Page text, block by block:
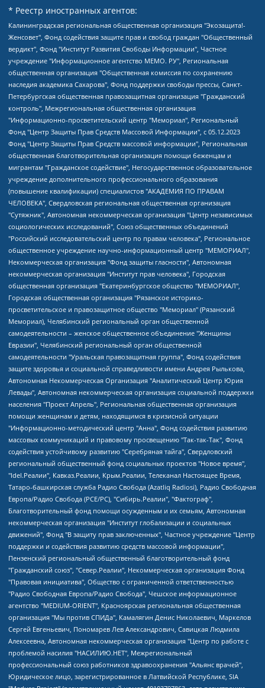
* Реестр иностранных агентов:
Калининградская региональная общественная организация "Экозащита!-Женсовет", Фонд содействия защите прав и свобод граждан "Общественный вердикт", Фонд "Институт Развития Свободы Информации", Частное учреждение "Информационное агентство МЕМО. РУ", Региональная общественная организация "Общественная комиссия по сохранению наследия академика Сахарова", Фонд поддержки свободы прессы, Санкт-Петербургская общественная правозащитная организация "Гражданский контроль", Межрегиональная общественная организация "Информационно-просветительский центр "Мемориал", Региональный Фонд "Центр Защиты Прав Средств Массовой Информации", с 05.12.2023 Фонд "Центр Защиты Прав Средств массовой информации", Региональная общественная благотворительная организация помощи беженцам и мигрантам "Гражданское содействие", Негосударственное образовательное учреждение дополнительного профессионального образования (повышение квалификации) специалистов "АКАДЕМИЯ ПО ПРАВАМ ЧЕЛОВЕКА", Свердловская региональная общественная организация "Сутяжник", Автономная некоммерческая организация "Центр независимых социологических исследований", Союз общественных объединений "Российский исследовательский центр по правам человека", Региональное общественное учреждение научно-информационный центр "МЕМОРИАЛ", Некоммерческая организация "Фонд защиты гласности", Автономная некоммерческая организация "Институт прав человека", Городская общественная организация "Екатеринбургское общество "МЕМОРИАЛ", Городская общественная организация "Рязанское историко-просветительское и правозащитное общество "Мемориал" (Рязанский Мемориал), Челябинский региональный орган общественной самодеятельности – женское общественное объединение "Женщины Евразии", Челябинский региональный орган общественной самодеятельности "Уральская правозащитная группа", Фонд содействия защите здоровья и социальной справедливости имени Андрея Рылькова, Автономная Некоммерческая Организация "Аналитический Центр Юрия Левады", Автономная некоммерческая организация социальной поддержки населения "Проект Апрель", Региональная общественная организация помощи женщинам и детям, находящимся в кризисной ситуации "Информационно-методический центр "Анна", Фонд содействия развитию массовых коммуникаций и правовому просвещению "Так-так-Так", Фонд содействия устойчивому развитию "Серебряная тайга", Свердловский региональный общественный фонд социальных проектов "Новое время", "Idel.Реалии", Кавказ.Реалии, Крым.Реалии, Телеканал Настоящее Время, Татаро-башкирская служба Радио Свобода (Azatliq Radiosi), Радио Свободная Европа/Радио Свобода (PCE/PC), "Сибирь.Реалии", "Фактограф", Благотворительный фонд помощи осужденным и их семьям, Автономная некоммерческая организация "Институт глобализации и социальных движений", Фонд "В защиту прав заключенных", Частное учреждение "Центр поддержки и содействия развитию средств массовой информации", Пензенский региональный общественный благотворительный фонд "Гражданский союз", "Север.Реалии", Некоммерческая организация Фонд "Правовая инициатива", Общество с ограниченной ответственностью "Радио Свободная Европа/Радио Свобода", Чешское информационное агентство "MEDIUM-ORIENT", Красноярская региональная общественная организация "Мы против СПИДа", Камалягин Денис Николаевич, Маркелов Сергей Евгеньевич, Пономарев Лев Александрович, Савицкая Людмила Алексеевна, Автономная некоммерческая организация "Центр по работе с проблемой насилия "НАСИЛИЮ.НЕТ", Межрегиональный профессиональный союз работников здравоохранения "Альянс врачей", Юридическое лицо, зарегистрированное в Латвийской Республике, SIA "Medusa Project" (регистрационный номер 40103797863, дата регистрации 10.06.2014), Некоммерческая организация "Фонд по борьбе с коррупцией", Автономная некоммерческая организация "Институт права и публичной политики", Баданин Роман Сергеевич, Гликин Максим Александрович, Железнова Мария Михайловна, Лукьянова Юлия Сергеевна, Маетная Елизавета Витальевна, Маняхин Петр Борисович, Чуракова Ольга Владимировна, Ярош Юлия Петровна, Юридическое лицо "The Insider SIA", зарегистрированное в Риге, Латвийская Республика (дата регистрации 26.06.2015), являющееся администратором доменного имени интернет-издания "The Insider SIA", https://theins.ru, Постернак Алексей Евгеньевич, Рубин Михаил Аркадьевич, Анин Роман Александрович, Юридическое лицо Istories fonds, зарегистрированное в Латвийской Республике (регистрационный номер 50008295751, дата регистрации 24.02.2020), Великовский Дмитрий Александрович, Долинина Ирина Николаевна, Мароховская Алеся Алексеевна, Шлейнов Роман Юрьевич, Шмагун Олеся Валентиновна, Общество с ограниченной ответственностью "Альтаир 2021", Общество с ограниченной ответственностью "Вега 2021", Общество с ограниченной ответственностью "Главный редактор 2021", Общество с ограниченной ответственностью "Ромашки монолит", Важенков Артем Валерьевич, Ивановская областная общественная организация "Центр гендерных исследований", Гурман Юрий Альбертович, Медиапроект "ОВД-Инфо", Егоров Владимир Владимирович, Жилинский Владимир Александрович, Общество с ограниченной ответственностью "ЗП", Иванова София Юрьевна, Карезина Инна Павловна, Кильтау Екатерина Викторовна, Петров Алексей Викторович, Пискунов Сергей Евгеньевич, Смирнов Сергей Сергеевич, Тихонов Михаил Сергеевич, Общество с ограниченной ответственностью "ЖУРНАЛИСТ-ИНОСТРАННЫЙ АГЕНТ", Арапова Галина Юрьевна, Вольтская Татьяна Анатольевна, Американская компания "Mason G.E.S. Anonymous Foundation" (США), являющаяся владельцем интернет-издания https://mnews.world/, Компания "Stichting Bellingcat", зарегистрированная в Нидерландах (дата регистрации 11.07.2018), Захаров Андрей Вячеславович, Клепиковская Екатерина Дмитриевна, Общество с ограниченной ответственностью "МЕМО", Перл Роман Александрович, Симонов Евгений Алексеевич, Соловьева Елена Анатольевна, Сотников Даниил Владимирович, Сурначева Елизавета Дмитриевна, Автономная некоммерческая организация по защите прав человека и информированию населения "Якутия – Наше Мнение", Общество с ограниченной ответственностью "Москоу диджитал медиа", с 26.01.2023 Общество с ограниченной ответственностью "Чайка Белые сады", Ветошкина Валерия Валерьевна, Заговора Максим Александрович, Межрегиональное общественное движение "Российская ЛГБТ - сеть", Оленичев Максим Владимирович, Павлов Иван Юрьевич, Скворцова Елена Сергеевна, Общество с ограниченной ответственностью "Как бы инагент", Кочетков Игорь Викторович, Общество с ограниченной ответственностью "Честные выборы", Еланчик Олег Александрович, Общество с ограниченной ответственностью "Нобелевский призыв", Гималова Регина Эмилевна, Григорьев Андрей Валерьевич, Григорьева Алина Александровна, Ассоциация по содействию защите прав призывников, альтернативнослужащих и военнослужащих "Правозащитная группа "Гражданин.Армия.Право", Хисамова Регина Фаритовна, Автономная некоммерческая организация по реализации социально-правовых программ "Лилит", Дальневосточное общественное движение "Маяк", Санкт-Петербургская ЛГБТ-инициативная группа "Выход", Инициативная группа ЛГБТ+ "Реверс", Алексеев Андрей Викторович, Бекбулатова Таисия Львовна, Беляев Иван Михайлович, Владыкина Елена Сергеевна, Гельман Марат Александрович, Никульшина Вероника Юрьевна, Толоконникова Надежда Андреевна, Шендерович Виктор Анатольевич, Общество с ограниченной ответственностью "Данное сообщение", Общество с ограниченной ответственностью Издательский дом "Новая глава", Айнбиндер Александра Александровна, Московский комьюнити-центр для ЛГБТ+инициатив, Благотворительный фонд развития филантропии, Deutsche Welle (Германия, Kurt-Schumacher-Strasse 3, 53113 Bonn), Борзунова Мария Михайловна, Воробьев Виктор Викторович, Голубева Анна Львовна, Константинова Алла Михайловна, Малкова Ирина Владимировна, Мурадов Мурад Абдулгалимович, Осетинская Елизавета Николаевна, Понасенков Евгений Николаевич, Ганапольский Матвей Юрьевич, Киселев Евгений Алексеевич, Борухович Ирина Григорьевна, Дремин Иван Тимофеевич, Дубровский Дмитрий Викторович, Красноярская региональная общественная организация поддержки и развития альтернативных образовательных технологий и межкультурных коммуникаций "ИНТЕРРА", Маяковская Екатерина Алексеевна, Фейгин Марк Захарович, Филимонов Андрей Викторович, Дзугкоева Регина Николаевна, Доброхотов Роман Александрович, Дудь Юрий Александрович, Елкин Сергей Владимирович, Кругликов Кирилл Игоревич, Сабунаева Мария Леонидовна, Семенов Алексей Владимирович, Шаинян Карен Багратович, Шульман Екатерина Михайловна, Асафьев Артур Валерьевич, Вахштайн Виктор Семенович, Венедиктов Алексей Алексеевич, Лушникова Екатерина Евгеньевна, Волков Леонид Михайлович, Невзоров Александр Глебович, Пархоменко Сергей Борисович, Сироткин Ярослав Николаевич, Кара-Мурза Владимир Владимирович, Баранова Наталья Владимировна, Гозман Леонид Яковлевич, Кагарлицкий Борис Юльевич, Климарев Михаил Валерьевич, Милов Владимир Станиславович, Автономная некоммерческая организация Краснодарский центр современного искусства "Типография", Моргенштерн Алишер Тагирович, Соболь Любовь Эдуардовна, Общество с ограниченной ответственностью "ЛИЗА НОРМ", Каспаров Гарри Кимович, Ходорковский Михаил Борисович, Общество с ограниченной ответственностью "Апрельские тезисы", Данилович Ирина Брониславовна, Кашин Олег Владимирович, Петров Николай Владимирович, Пивоваров Алексей Владимирович, Соколов Михаил Владимирович, Цветкова Юлия Владимировна, Чичваркин Евгений Александрович, Комитет против пыток/Команда против пыток, Общество с ограниченной ответственностью "Первый научный", Общество с ограниченной ответственностью "Вертолет и ко", Белоцерковская Вероника Борисовна, Кац Максим Евгеньевич, Лазарева Татьяна Юрьевна, Шаведдинов Руслан Табризович, Яшин Илья Валерьевич, Общество с ограниченной ответственностью "Иноагент ААВ", Алешковский Дмитрий Петрович, Альбац Евгения Марковна, Быков Дмитрий Львович, Галямина Юлия Евгеньевна, Лойко Сергей Леонидович, Мартынов Кирилл Константинович, Медведев Сергей Александрович, Крашенинников Федор Геннадиевич, Гордеева Катерина Вл